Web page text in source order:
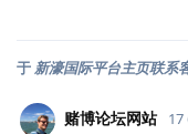
于 新濠国际平台主页联系
赌博论坛网站 17